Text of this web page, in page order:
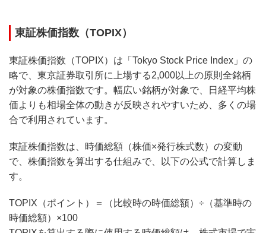
東証株価指数（TOPIX）
東証株価指数（TOPIX）は「Tokyo Stock Price Index」の
略で、東京証券取引所に上場する2,000以上の原則全銘柄
が対象の株価指数です。幅広い銘柄が対象で、日経平均株
価よりも相場全体の動きが反映されやすいため、多くの場
合で利用されています。
東証株価指数は、時価総額（株価×発行株式数）の変動
で、株価指数を算出する仕組みで、以下の公式で計算しま
す。
TOPIX（ポイント）＝（比較時の時価総額）÷（基準時の
時価総額）×100